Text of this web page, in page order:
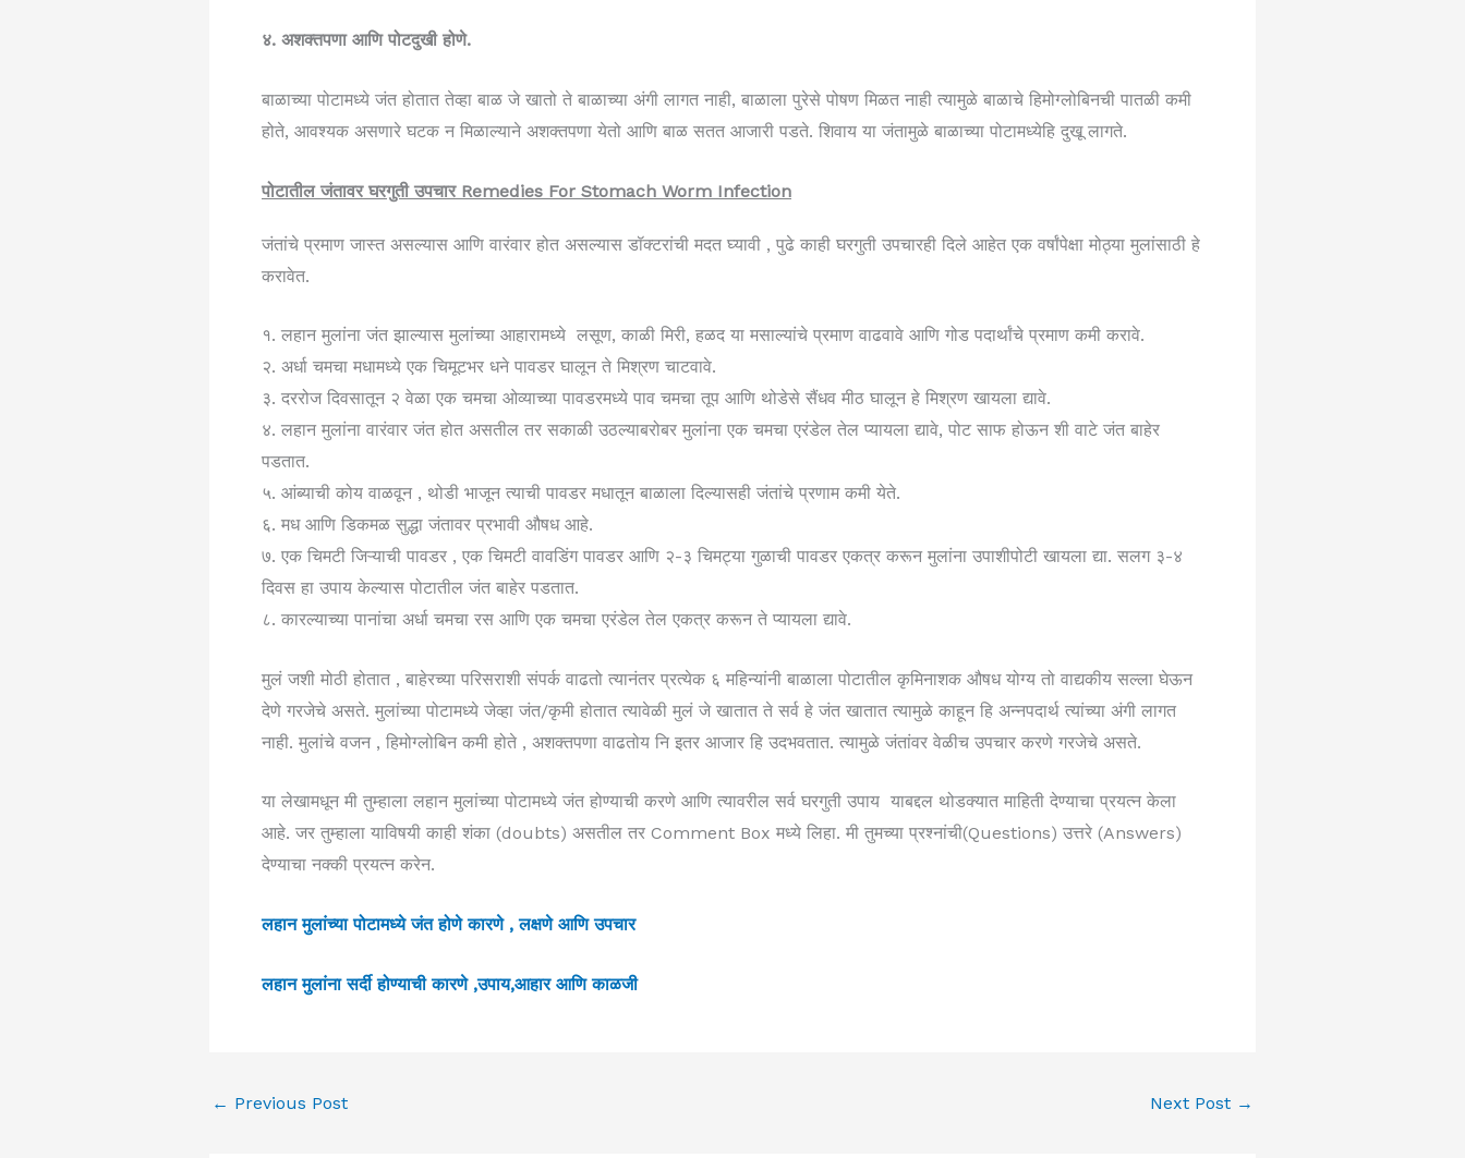
४. अशक्तपणा आणि पोटदुखी होणे.
बाळाच्या पोटामध्ये जंत होतात तेव्हा बाळ जे खातो ते बाळाच्या अंगी लागत नाही, बाळाला पुरेसे पोषण मिळत नाही त्यामुळे बाळाचे हिमोग्लोबिनची पातळी कमी
होते, आवश्यक असणारे घटक न मिळाल्याने अशक्तपणा येतो आणि बाळ सतत आजारी पडते. शिवाय या जंतामुळे बाळाच्या पोटामध्येहि दुखू लागते.
पोटातील जंतावर घरगुती उपचार Remedies For Stomach Worm Infection
जंतांचे प्रमाण जास्त असल्यास आणि वारंवार होत असल्यास डॉक्टरांची मदत घ्यावी , पुढे काही घरगुती उपचारही दिले आहेत एक वर्षांपेक्षा मोठ्या मुलांसाठी हे
करावेत.
१. लहान मुलांना जंत झाल्यास मुलांच्या आहारामध्ये लसूण, काळी मिरी, हळद या मसाल्यांचे प्रमाण वाढवावे आणि गोड पदार्थांचे प्रमाण कमी करावे.
२. अर्धा चमचा मधामध्ये एक चिमूटभर धने पावडर घालून ते मिश्रण चाटवावे.
३. दररोज दिवसातून २ वेळा एक चमचा ओव्याच्या पावडरमध्ये पाव चमचा तूप आणि थोडेसे सैंधव मीठ घालून हे मिश्रण खायला द्यावे.
४. लहान मुलांना वारंवार जंत होत असतील तर सकाळी उठल्याबरोबर मुलांना एक चमचा एरंडेल तेल प्यायला द्यावे, पोट साफ होऊन शी वाटे जंत बाहेर
पडतात.
५. आंब्याची कोय वाळवून , थोडी भाजून त्याची पावडर मधातून बाळाला दिल्यासही जंतांचे प्रणाम कमी येते.
६. मध आणि डिकमळ सुद्धा जंतावर प्रभावी औषध आहे.
७. एक चिमटी जिऱ्याची पावडर , एक चिमटी वावडिंग पावडर आणि २-३ चिमट्या गुळाची पावडर एकत्र करून मुलांना उपाशीपोटी खायला द्या. सलग ३-४
दिवस हा उपाय केल्यास पोटातील जंत बाहेर पडतात.
८. कारल्याच्या पानांचा अर्धा चमचा रस आणि एक चमचा एरंडेल तेल एकत्र करून ते प्यायला द्यावे.
मुलं जशी मोठी होतात , बाहेरच्या परिसराशी संपर्क वाढतो त्यानंतर प्रत्येक ६ महिन्यांनी बाळाला पोटातील कृमिनाशक औषध योग्य तो वाद्यकीय सल्ला घेऊन
देणे गरजेचे असते. मुलांच्या पोटामध्ये जेव्हा जंत/कृमी होतात त्यावेळी मुलं जे खातात ते सर्व हे जंत खातात त्यामुळे काहून हि अन्नपदार्थ त्यांच्या अंगी लागत
नाही. मुलांचे वजन , हिमोग्लोबिन कमी होते , अशक्तपणा वाढतोय नि इतर आजार हि उदभवतात. त्यामुळे जंतांवर वेळीच उपचार करणे गरजेचे असते.
या लेखामधून मी तुम्हाला लहान मुलांच्या पोटामध्ये जंत होण्याची करणे आणि त्यावरील सर्व घरगुती उपाय याबद्दल थोडक्यात माहिती देण्याचा प्रयत्न केला
आहे. जर तुम्हाला याविषयी काही शंका (doubts) असतील तर Comment Box मध्ये लिहा. मी तुमच्या प्रश्नांची(Questions) उत्तरे (Answers)
देण्याचा नक्की प्रयत्न करेन.
लहान मुलांच्या पोटामध्ये जंत होणे कारणे , लक्षणे आणि उपचार
लहान मुलांना सर्दी होण्याची कारणे ,उपाय,आहार आणि काळजी
← Previous Post Next Post →